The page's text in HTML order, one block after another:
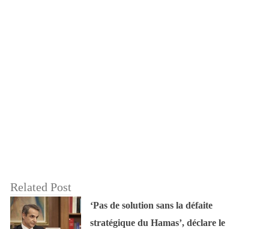
Related Post
‘Pas de solution sans la défaite
stratégique du Hamas’, déclare le